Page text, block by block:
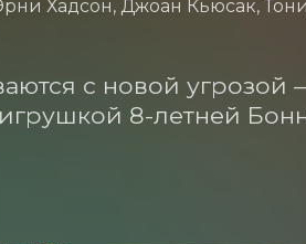
Хадсон, Джоан Кьюсак,
с новой
8-летней